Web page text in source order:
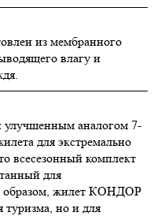
из мембранного
влагу и
аналогом 7-
для экстремально
всесезонный комплект
для
образом, жилет КОНДОР
туризма, но и для